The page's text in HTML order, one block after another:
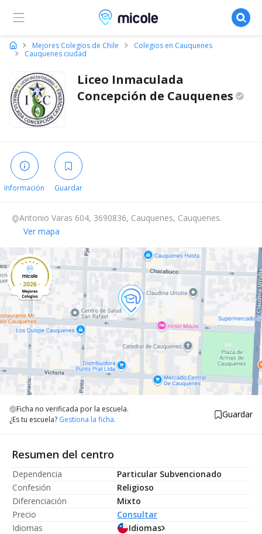
Micole, buscador de colegios
Mejores Colegios de Chile
Colegios en Cauquenes
Cauquenes ciudad
Liceo Inmaculada
Concepción de Cauquenes
Información Guardar
Antonio Varas 604, 3690836, Cauquenes, Cauquenes.
Ver mapa
Ficha no verificada por la escuela.
¿Es tu escuela? Gestiona la ficha. Guardar
Resumen del centro
Dependencia
Particular Subvencionado
Confesión
Religioso
Diferenciación
Mixto
Precio
Consultar
Idiomas
Idiomas